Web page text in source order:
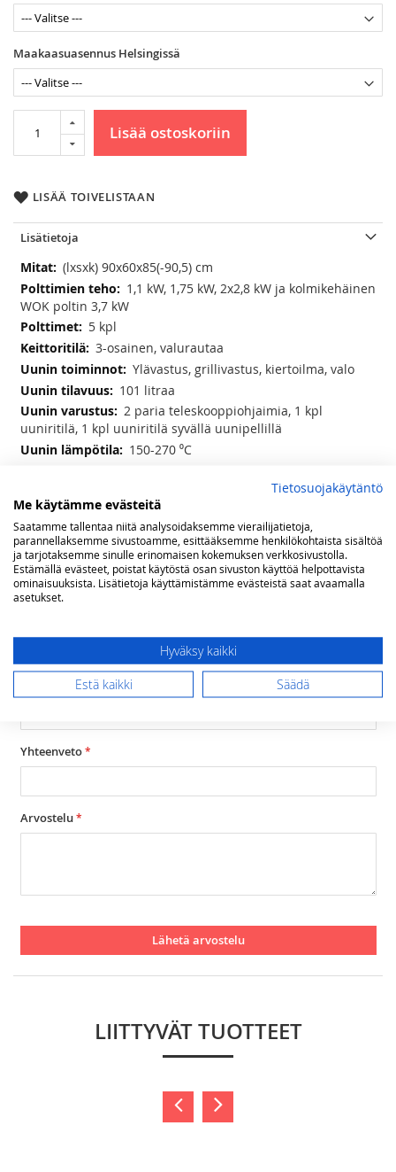
Maakaasuasennus Helsingissä
Lisää ostoskoriin
LISÄÄ TOIVELISTAAN
Lisätietoja
Lisätietoja(lxsxk) 90x60x85(-90,5) cm
1,1 kW, 1,75 kW, 2x2,8 kW ja kolmikehäinen
WOK poltin 3,7 kW
5 kpl
3-osainen, valurautaa
Ylävastus, grillivastus, kiertoilma, valo
101 litraa
2 paria teleskooppiohjaimia, 1 kpl
uuniritilä, 1 kpl uuniritilä syvällä uunipellillä
150-270 ⁰C
Arvostelut
Olet arvostelemassa:
Lofra Rainbow kaasuliesi kaasu-uunilla 90 cm,
musta
1
2
3
4
5
Nimimerkki
Yhteenveto
Arvostelu
Lähetä arvostelu
LIITTYVÄT TUOTTEET
Tietosuojakäytäntö
Me käytämme evästeitä
Saatamme tallentaa niitä analysoidaksemme vierailijatietoja,
parannellaksemme sivustoamme, esittääksemme henkilökohtaista sisältöä
ja tarjotaksemme sinulle erinomaisen kokemuksen verkkosivustolla.
Estämällä evästeet, poistat käytöstä osan sivuston käyttöä helpottavista
ominaisuuksista. Lisätietoja käyttämistämme evästeistä saat avaamalla
asetukset.
Hyväksy kaikki
Estä kaikki Säädä